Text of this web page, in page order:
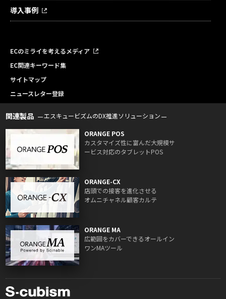
導入事例
ECのミライを考えるメディア
EC関連キーワード集
サイトマップ
ニュースレター登録
関連製品 エスキュービズムのDX推進ソリューション
ORANGE POS
カスタマイズ性に富んだ大規模サ
ービス対応のタブレットPOS
ORANGE-CX
店頭での接客を進化させる
オムニチャネル顧客カルテ
ORANGE MA
広範囲をカバーできるオールイン
ワンMAツール